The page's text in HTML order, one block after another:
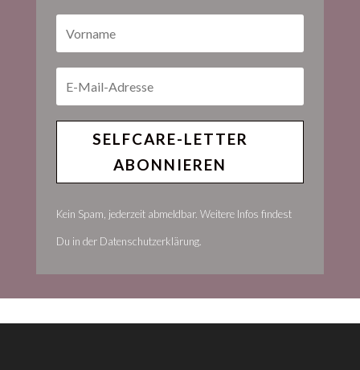
SELFCARE-LETTER
ABONNIEREN
Kein Spam, jederzeit abmeldbar. Weitere Infos findest
Du in der Datenschutzerklärung.